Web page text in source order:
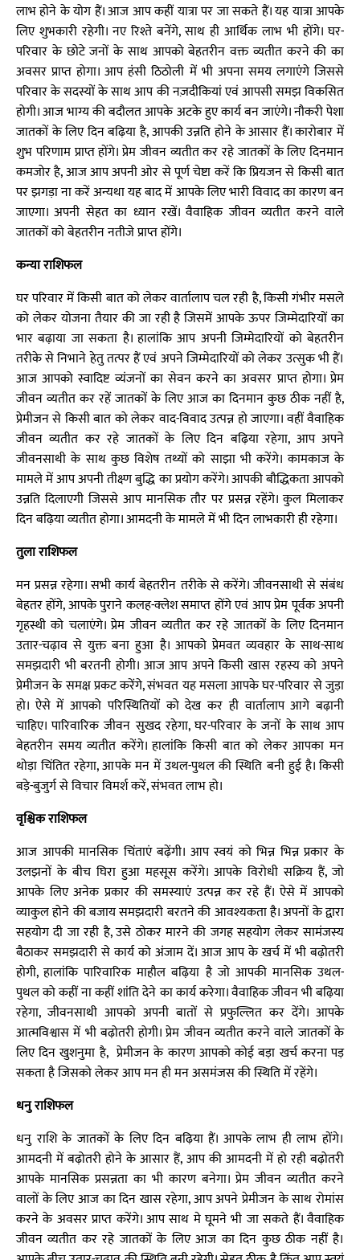
लाभ होने के योग हैं। आज आप कहीं यात्रा पर जा सकते हैं। यह यात्रा आपके
लिए शुभकारी रहेगी। नए रिश्ते बनेंगे, साथ ही आर्थिक लाभ भी होंगे। घर-
परिवार के छोटे जनों के साथ आपको बेहतरीन वक्त व्यतीत करने की का
अवसर प्राप्त होगा। आप हंसी ठिठोली में भी अपना समय लगाएंगे जिससे
परिवार के सदस्यों के साथ आप की नज़दीकियां एवं आपसी समझ विकसित
होगी। आज भाग्य की बदौलत आपके अटके हुए कार्य बन जाएंगे। नौकरी पेशा
जातकों के लिए दिन बढ़िया है, आपकी उन्नति होने के आसार हैं। कारोबार में
शुभ परिणाम प्राप्त होंगे। प्रेम जीवन व्यतीत कर रहे जातकों के लिए दिनमान
कमजोर है, आज आप अपनी ओर से पूर्ण चेष्टा करें कि प्रियजन से किसी बात
पर झगड़ा ना करें अन्यथा यह बाद में आपके लिए भारी विवाद का कारण बन
जाएगा। अपनी सेहत का ध्यान रखें। वैवाहिक जीवन व्यतीत करने वाले
जातकों को बेहतरीन नतीजे प्राप्त होंगे।
कन्या राशिफल
घर परिवार में किसी बात को लेकर वार्तालाप चल रही है, किसी गंभीर मसले
को लेकर योजना तैयार की जा रही है जिसमें आपके ऊपर जिम्मेदारियों का
भार बढ़ाया जा सकता है। हालांकि आप अपनी जिम्मेदारियों को बेहतरीन
तरीके से निभाने हेतु तत्पर हैं एवं अपने जिम्मेदारियों को लेकर उत्सुक भी हैं।
आज आपको स्वादिष्ट व्यंजनों का सेवन करने का अवसर प्राप्त होगा। प्रेम
जीवन व्यतीत कर रहें जातकों के लिए आज का दिनमान कुछ ठीक नहीं है,
प्रेमीजन से किसी बात को लेकर वाद-विवाद उत्पन्न हो जाएगा। वहीं वैवाहिक
जीवन व्यतीत कर रहे जातकों के लिए दिन बढ़िया रहेगा, आप अपने
जीवनसाथी के साथ कुछ विशेष तथ्यों को साझा भी करेंगे। कामकाज के
मामले में आप अपनी तीक्ष्ण बुद्धि का प्रयोग करेंगे। आपकी बौद्धिकता आपको
उन्नति दिलाएगी जिससे आप मानसिक तौर पर प्रसन्न रहेंगे। कुल मिलाकर
दिन बढ़िया व्यतीत होगा। आमदनी के मामले में भी दिन लाभकारी ही रहेगा।
तुला राशिफल
मन प्रसन्न रहेगा। सभी कार्य बेहतरीन तरीके से करेंगे। जीवनसाथी से संबंध
बेहतर होंगे, आपके पुराने कलह-क्लेश समाप्त होंगे एवं आप प्रेम पूर्वक अपनी
गृहस्थी को चलाएंगे। प्रेम जीवन व्यतीत कर रहे जातकों के लिए दिनमान
उतार-चढ़ाव से युक्त बना हुआ है। आपको प्रेमवत व्यवहार के साथ-साथ
समझदारी भी बरतनी होगी। आज आप अपने किसी खास रहस्य को अपने
प्रेमीजन के समक्ष प्रकट करेंगे, संभवत यह मसला आपके घर-परिवार से जुड़ा
हो। ऐसे में आपको परिस्थितियों को देख कर ही वार्तालाप आगे बढ़ानी
चाहिए। पारिवारिक जीवन सुखद रहेगा, घर-परिवार के जनों के साथ आप
बेहतरीन समय व्यतीत करेंगे। हालांकि किसी बात को लेकर आपका मन
थोड़ा चिंतित रहेगा, आपके मन में उथल-पुथल की स्थिति बनी हुई है। किसी
बड़े-बुजुर्ग से विचार विमर्श करें, संभवत लाभ हो।
वृश्चिक राशिफल
आज आपकी मानसिक चिंताएं बढ़ेंगी। आप स्वयं को भिन्न भिन्न प्रकार के
उलझनों के बीच घिरा हुआ महसूस करेंगे। आपके विरोधी सक्रिय हैं, जो
आपके लिए अनेक प्रकार की समस्याएं उत्पन्न कर रहे हैं। ऐसे में आपको
व्याकुल होने की बजाय समझदारी बरतने की आवश्यकता है। अपनों के द्वारा
सहयोग दी जा रही है, उसे ठोकर मारने की जगह सहयोग लेकर सामंजस्य
बैठाकर समझदारी से कार्य को अंजाम दें। आज आप के खर्च में भी बढ़ोतरी
होगी, हालांकि पारिवारिक माहौल बढ़िया है जो आपकी मानसिक उथल-
पुथल को कहीं ना कहीं शांति देने का कार्य करेगा। वैवाहिक जीवन भी बढ़िया
रहेगा, जीवनसाथी आपको अपनी बातों से प्रफुल्लित कर देंगे। आपके
आत्मविश्वास में भी बढ़ोतरी होगी। प्रेम जीवन व्यतीत करने वाले जातकों के
लिए दिन खुशनुमा है, प्रेमीजन के कारण आपको कोई बड़ा खर्च करना पड़
सकता है जिसको लेकर आप मन ही मन असमंजस की स्थिति में रहेंगे।
धनु राशिफल
धनु राशि के जातकों के लिए दिन बढ़िया हैं। आपके लाभ ही लाभ होंगे।
आमदनी में बढ़ोतरी होने के आसार हैं, आप की आमदनी में हो रही बढ़ोतरी
आपके मानसिक प्रसन्नता का भी कारण बनेगा। प्रेम जीवन व्यतीत करने
वालों के लिए आज का दिन खास रहेगा, आप अपने प्रेमीजन के साथ रोमांस
करने के अवसर प्राप्त करेंगे। आप साथ मे घूमने भी जा सकते हैं। वैवाहिक
जीवन व्यतीत कर रहे जातकों के लिए आज का दिन कुछ ठीक नहीं है।